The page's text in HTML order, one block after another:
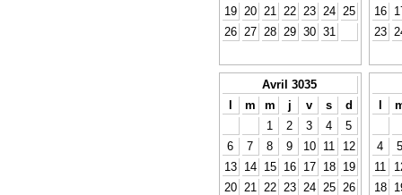
19
20 21 22 23 24
25
26
27 28 29 30 31
16
23
Avril 3035
l
m m j v s
d
1
2 3 4
5
6
7 8 9 10 11
12
13
14 15 16 17 18
19
20
21 22 23 24 25
26
l
4
5
11
18